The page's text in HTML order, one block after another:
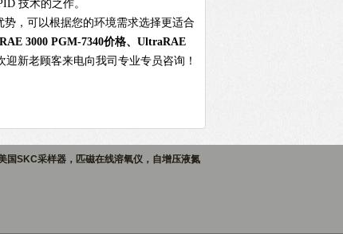
技术的之作。
，可以根据您的环境需求选择更适合
3000 PGM-7340价格、UltraRAE
新老顾客来电向我司专业专员咨询！
国SKC采样器，匹磁在线溶氧仪，自增压液氮